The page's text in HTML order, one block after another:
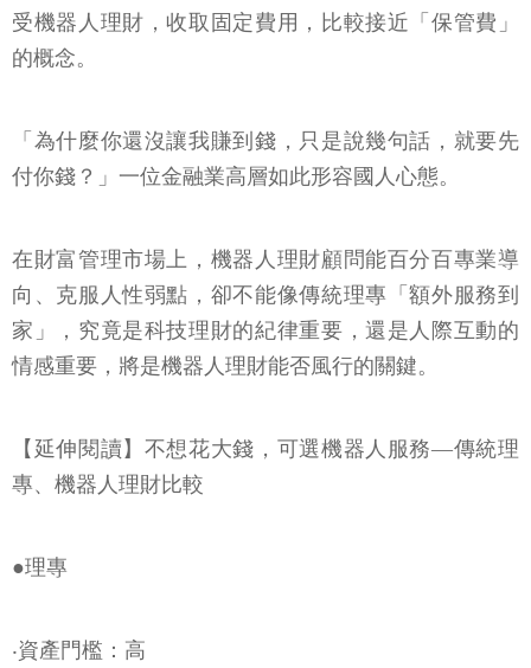
受機器人理財，收取固定費用，比較接近「保管費」
的概念。
「為什麼你還沒讓我賺到錢，只是說幾句話，就要先
付你錢？」一位金融業高層如此形容國人心態。
在財富管理市場上，機器人理財顧問能百分百專業導
向、克服人性弱點，卻不能像傳統理專「額外服務到
家」，究竟是科技理財的紀律重要，還是人際互動的
情感重要，將是機器人理財能否風行的關鍵。
【延伸閱讀】不想花大錢，可選機器人服務―傳統理
專、機器人理財比較
●理專
‧資產門檻：高